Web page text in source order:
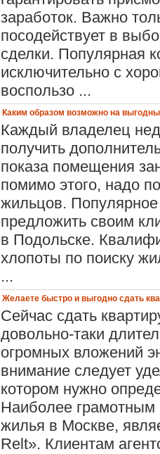
заработок. Важно
посодействует в
сделки. Популярная
исключительно с
воспользо ...
Каким образом возможно на
Каждый владелец
получить
показа помещения
помимо этого, надо
жильцов.
предложить своим
в Подольске.
хлопоты по поиску
...
Желаете быстро и выгодно сдать
Сейчас сдать
довольно-таки
огромных вложений
внимание следует
котором нужно
Наиболее грамотным
жилья в Москве,
Relt». Клиентам